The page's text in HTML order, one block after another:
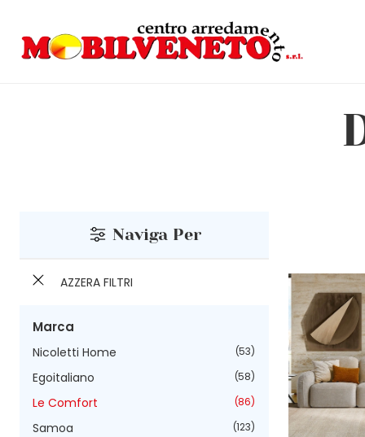
Naviga Per
AZZERA FILTRI
Marca
Nicoletti Home 53
Egoitaliano 58
Le Comfort 86
Samoa 123